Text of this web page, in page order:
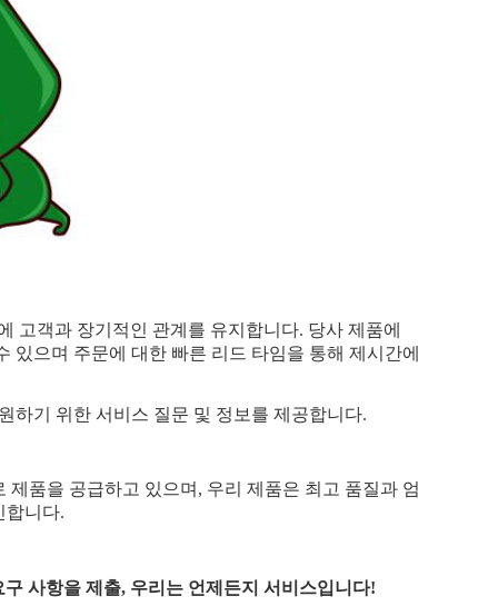
고객과 장기적인 관계를 유지합니다. 당사 제품에
으며 주문에 대한 빠른 리드 타임을 통해 제시간에
하기 위한 서비스 질문 및 정보를 제공합니다.
품을 공급하고 있으며, 우리 제품은 최고 품질과 엄
합니다.
사항을 제출, 우리는 언제든지 서비스입니다!